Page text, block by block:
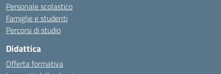
Personale scolastico
Famiglie e studenti
Percorsi di studio
Didattica
Offerta formativa